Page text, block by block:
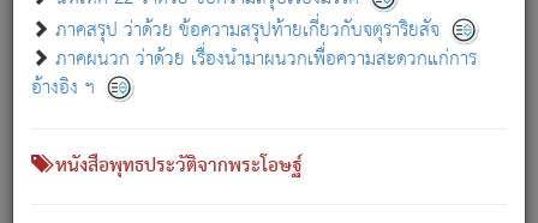
ภาคสรุป ว่าด้วย ข้อความสรุปท้ายเกี่ยวกับจตุราริยสัจ
ภาคผนวก ว่าด้วย เรื่องนำมาผนวกเพื่อความสะดวกแก่การ
อ้างอิง ฯ
หนังสือพุทธประวัติจากพระโอษฐ์